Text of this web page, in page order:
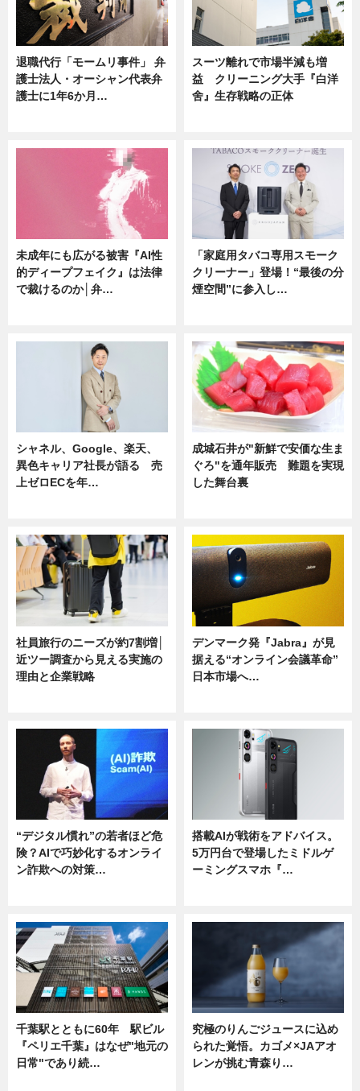
退職代行「モームリ事件」 弁
護士法人・オーシャン代表弁
護士に1年6か月…
スーツ離れで市場半減も増
益 クリーニング大手『白洋
舍』生存戦略の正体
未成年にも広がる被害『AI性
的ディープフェイク』は法律
で裁けるのか│弁…
「家庭用タバコ専用スモーク
クリーナー」登場！“最後の分
煙空間”に参入し…
シャネル、Google、楽天、
異色キャリア社長が語る 売
上ゼロECを年…
成城石井が"新鮮で安価な生ま
ぐろ"を通年販売 難題を実現
した舞台裏
社員旅行のニーズが約7割増│
近ツー調査から見える実施の
理由と企業戦略
デンマーク発『Jabra』が見
据える“オンライン会議革命”
日本市場へ…
“デジタル慣れ”の若者ほど危
険？AIで巧妙化するオンライ
ン詐欺への対策…
搭載AIが戦術をアドバイス。
5万円台で登場したミドルゲ
ーミングスマホ『…
千葉駅とともに60年 駅ビル
『ペリエ千葉』はなぜ"地元の
日常"であり続…
究極のりんごジュースに込め
られた覚悟。カゴメ×JAアオ
レンが挑む青森り…